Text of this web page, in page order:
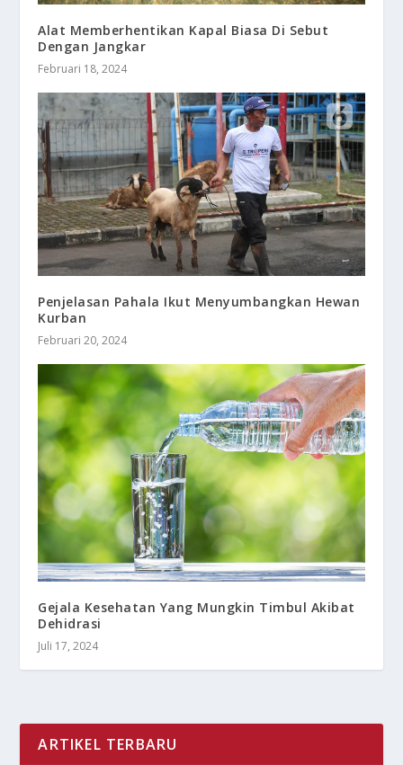
Alat Memberhentikan Kapal Biasa Di Sebut
Dengan Jangkar
Februari 18, 2024
Penjelasan Pahala Ikut Menyumbangkan Hewan
Kurban
Februari 20, 2024
Gejala Kesehatan Yang Mungkin Timbul Akibat
Dehidrasi
Juli 17, 2024
ARTIKEL TERBARU